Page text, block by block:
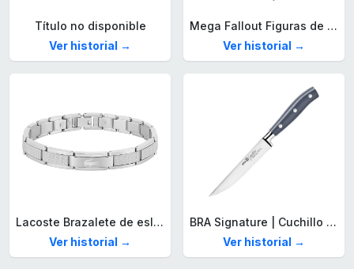
Título no disponible
Ver historial →
Mega Fallout Figuras de acción y Juguetes de construcción, Parada de Camiones Red Rocket con 824 Piezas, 2 Personajes articulados y Accesorios, para coleccionistas, HXT00
Ver historial →
Lacoste Brazalete de eslabón para Hombre Colección STENCIL de Acero inoxidable
Ver historial →
BRA Signature | Cuchillo tomatero 120 mm, Acero Inoxidable alemán forjado con Molibdeno Vanadio, Mango Remachado ABS, Diseño Ergonómico, Hoja 1,6 mm espesor
Ver historial →